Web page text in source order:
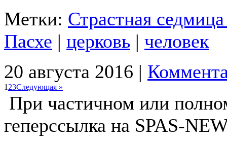
Метки: Страстная
Пасхе | церковь | человек
20 августа 2016 |
1 23Следующая »
При частичном или
геперссылка на SPAS-